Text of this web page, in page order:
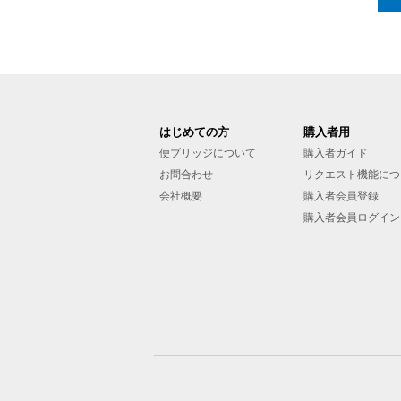
はじめての方
便ブリッジについて
お問合わせ
会社概要
購入者用
購入者ガイド
リクエスト機能に
購入者会員登録
購入者会員ログイン